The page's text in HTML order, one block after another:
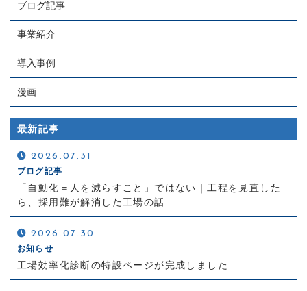
ブログ記事
事業紹介
導入事例
漫画
最新記事
2026.07.31
ブログ記事
「自動化＝人を減らすこと」ではない｜工程を見直した
ら、採用難が解消した工場の話
2026.07.30
お知らせ
工場効率化診断の特設ページが完成しました